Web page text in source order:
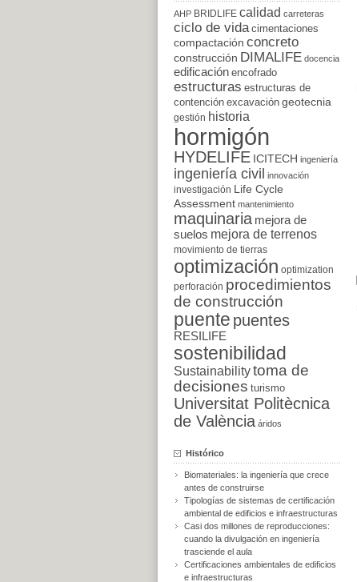
AHP BRIDLIFE calidad carreteras
ciclo de vida cimentaciones
compactación concreto
construcción DIMALIFE docencia
edificación encofrado
estructuras estructuras de
contención excavación geotecnia
gestión historia
hormigón
HYDELIFE ICITECH ingeniería
ingeniería civil innovación
investigación
Life Cycle
Assessment mantenimiento
maquinaria mejora de
suelos mejora de terrenos
movimiento de tierras
optimización optimization
perforación procedimientos
de construcción
puente puentes
RESILIFE
sostenibilidad
Sustainabilitytoma de
decisiones turismo
Universitat Politècnica
de València áridos
Histórico
Biomateriales: la ingeniería que crece
antes de construirse
Tipologías de sistemas de certificación
ambiental de edificios e infraestructuras
Casi dos millones de reproducciones:
cuando la divulgación en ingeniería
trasciende el aula
Certificaciones ambientales de edificios
e infraestructuras